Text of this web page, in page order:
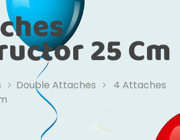
25 Cm
Double Attaches
4 Attaches